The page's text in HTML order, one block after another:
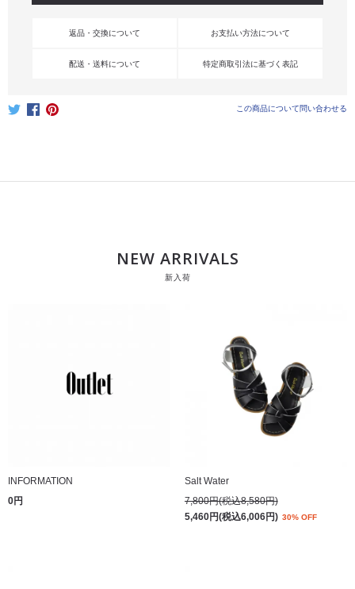
返品・交換について お支払い方法について
配送・送料について 特定商取引法に基づく表記
この商品について問い合わせる
NEW ARRIVALS
新入荷
INFORMATION
0円
Salt Water
7,800円(税込8,580円)
5,460円(税込6,006円) 30% OFF